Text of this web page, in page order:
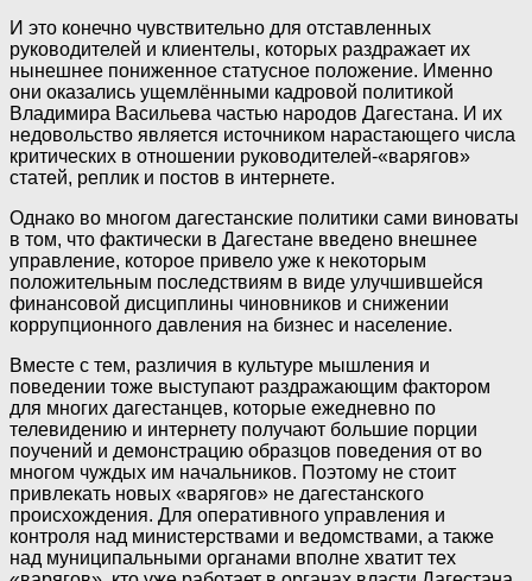
И это конечно чувствительно для отставленных
руководителей и клиентелы, которых раздражает их
нынешнее пониженное статусное положение. Именно
они оказались ущемлёнными кадровой политикой
Владимира Васильева частью народов Дагестана. И их
недовольство является источником нарастающего числа
критических в отношении руководителей-«варягов»
статей, реплик и постов в интернете.
Однако во многом дагестанские политики сами виноваты
в том, что фактически в Дагестане введено внешнее
управление, которое привело уже к некоторым
положительным последствиям в виде улучшившейся
финансовой дисциплины чиновников и снижении
коррупционного давления на бизнес и население.
Вместе с тем, различия в культуре мышления и
поведении тоже выступают раздражающим фактором
для многих дагестанцев, которые ежедневно по
телевидению и интернету получают большие порции
поучений и демонстрацию образцов поведения от во
многом чуждых им начальников. Поэтому не стоит
привлекать новых «варягов» не дагестанского
происхождения. Для оперативного управления и
контроля над министерствами и ведомствами, а также
над муниципальными органами вполне хватит тех